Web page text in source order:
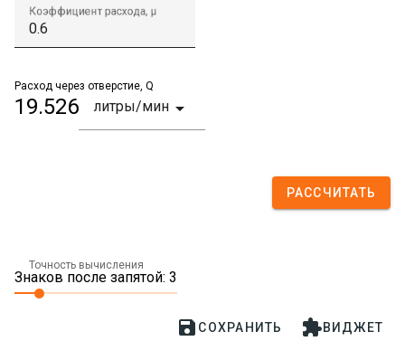
Коэффициент расхода, µ
Расход через отверстие, Q
19.526 литры/мин 
РАССЧИТАТЬ
Точность вычисления
Знаков после запятой: 3
 СОХРАНИТЬ ВИДЖЕТ